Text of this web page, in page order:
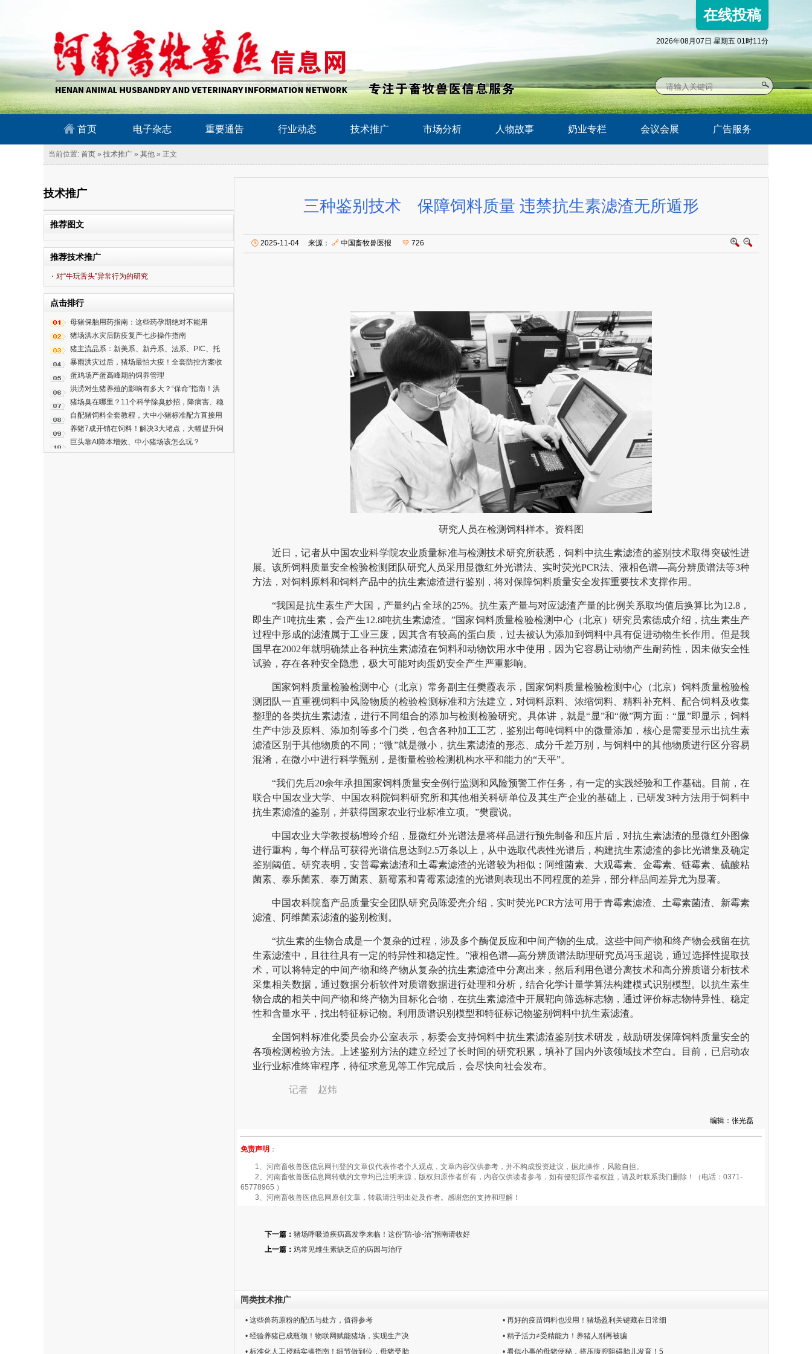
在线投稿
2026年08月07日 星期五 01时11分
首页 电子杂志 重要通告 行业动态 技术推广 市场分析 人物故事 奶业专栏 会议会展 广告服务
当前位置: 首页 » 技术推广 » 其他 » 正文
技术推广
推荐图文
推荐技术推广
对“牛玩舌头”异常行为的研究
点击排行
母猪保胎用药指南：这些药孕期绝对不能用
猪场洪水灾后防疫复产七步操作指南
猪主流品系：新美系、新丹系、法系、PIC、托
佩克，谁更适合你的猪场？
暴雨洪灾过后，猪场最怕大疫！全套防控方案收
好
蛋鸡场产蛋高峰期的饲养管理
洪涝对生猪养殖的影响有多大？“保命”指南！洪
涝后动物疫病技术！
猪场臭在哪里？11个科学除臭妙招，降病害、稳
增重
自配猪饲料全套教程，大中小猪标准配方直接用
养猪7成开销在饲料！解决3大堵点，大幅提升饲
料转化率
巨头靠AI降本增效、中小猪场该怎么玩？
三种鉴别技术 保障饲料质量 违禁抗生素滤渣无所遁形
🕓 2025-11-04 来源： 🔗 中国畜牧兽医报 💛 726
研究人员在检测饲料样本。资料图
近日，记者从中国农业科学院农业质量标准与检测技术研究所获悉，饲料中抗生素滤渣的鉴别技术取得突破性进
展。该所饲料质量安全检验检测团队研究人员采用显微红外光谱法、实时荧光PCR法、液相色谱—高分辨质谱法等3种
方法，对饲料原料和饲料产品中的抗生素滤渣进行鉴别，将对保障饲料质量安全发挥重要技术支撑作用。
“我国是抗生素生产大国，产量约占全球的25%。抗生素产量与对应滤渣产量的比例关系取均值后换算比为12.8，
即生产1吨抗生素，会产生12.8吨抗生素滤渣。”国家饲料质量检验检测中心（北京）研究员索德成介绍，抗生素生产
过程中形成的滤渣属于工业三废，因其含有较高的蛋白质，过去被认为添加到饲料中具有促进动物生长作用。但是我
国早在2002年就明确禁止各种抗生素滤渣在饲料和动物饮用水中使用，因为它容易让动物产生耐药性，因未做安全性
试验，存在各种安全隐患，极大可能对肉蛋奶安全产生严重影响。
国家饲料质量检验检测中心（北京）常务副主任樊霞表示，国家饲料质量检验检测中心（北京）饲料质量检验检
测团队一直重视饲料中风险物质的检验检测标准和方法建立，对饲料原料、浓缩饲料、精料补充料、配合饲料及收集
整理的各类抗生素滤渣，进行不同组合的添加与检测检验研究。具体讲，就是“显”和“微”两方面：“显”即显示，饲料
生产中涉及原料、添加剂等多个门类，包含各种加工工艺，鉴别出每吨饲料中的微量添加，核心是需要显示出抗生素
滤渣区别于其他物质的不同；“微”就是微小，抗生素滤渣的形态、成分千差万别，与饲料中的其他物质进行区分容易
混淆，在微小中进行科学甄别，是衡量检验检测机构水平和能力的“天平”。
“我们先后20余年承担国家饲料质量安全例行监测和风险预警工作任务，有一定的实践经验和工作基础。目前，在
联合中国农业大学、中国农科院饲料研究所和其他相关科研单位及其生产企业的基础上，已研发3种方法用于饲料中
抗生素滤渣的鉴别，并获得国家农业行业标准立项。”樊霞说。
中国农业大学教授杨增玲介绍，显微红外光谱法是将样品进行预先制备和压片后，对抗生素滤渣的显微红外图像
进行重构，每个样品可获得光谱信息达到2.5万条以上，从中选取代表性光谱后，构建抗生素滤渣的参比光谱集及确定
鉴别阈值。研究表明，安普霉素滤渣和土霉素滤渣的光谱较为相似；阿维菌素、大观霉素、金霉素、链霉素、硫酸粘
菌素、泰乐菌素、泰万菌素、新霉素和青霉素滤渣的光谱则表现出不同程度的差异，部分样品间差异尤为显著。
中国农科院畜产品质量安全团队研究员陈爱亮介绍，实时荧光PCR方法可用于青霉素滤渣、土霉素菌渣、新霉素
滤渣、阿维菌素滤渣的鉴别检测。
“抗生素的生物合成是一个复杂的过程，涉及多个酶促反应和中间产物的生成。这些中间产物和终产物会残留在抗
生素滤渣中，且往往具有一定的特异性和稳定性。”液相色谱—高分辨质谱法助理研究员冯玉超说，通过选择性提取技
术，可以将特定的中间产物和终产物从复杂的抗生素滤渣中分离出来，然后利用色谱分离技术和高分辨质谱分析技术
采集相关数据，通过数据分析软件对质谱数据进行处理和分析，结合化学计量学算法构建模式识别模型。以抗生素生
物合成的相关中间产物和终产物为目标化合物，在抗生素滤渣中开展靶向筛选标志物，通过评价标志物特异性、稳定
性和含量水平，找出特征标记物。利用质谱识别模型和特征标记物鉴别饲料中抗生素滤渣。
全国饲料标准化委员会办公室表示，标委会支持饲料中抗生素滤渣鉴别技术研发，鼓励研发保障饲料质量安全的
各项检测检验方法。上述鉴别方法的建立经过了长时间的研究积累，填补了国内外该领域技术空白。目前，已启动农
业行业标准终审程序，待征求意见等工作完成后，会尽快向社会发布。
记者 赵炜
编辑：张光磊
免责声明 ：
1、河南畜牧兽医信息网刊登的文章仅代表作者个人观点，文章内容仅供参考，并不构成投资建议，据此操作，风险自担。
2、河南畜牧兽医信息网转载的文章均已注明来源，版权归原作者所有，内容仅供读者参考，如有侵犯原作者权益，请及时联系我们删除！（电话：0371-
65778965 ）
3、河南畜牧兽医信息网原创文章，转载请注明出处及作者。感谢您的支持和理解！
下一篇： 猪场呼吸道疾病高发季来临！这份“防-诊-治”指南请收好
上一篇： 鸡常见维生素缺乏症的病因与治疗
同类技术推广
• 这些兽药原粉的配伍与处方，值得参考
• 再好的疫苗饲料也没用！猪场盈利关键藏在日常细
• 经验养猪已成瓶颈！物联网赋能猪场，实现生产决
• 精子活力≠受精能力！养猪人别再被骗
• 标准化人工授精实操指南！细节做到位，母猪受胎
• 看似小事的母猪便秘，挤压腹腔阻碍胎儿发育！5